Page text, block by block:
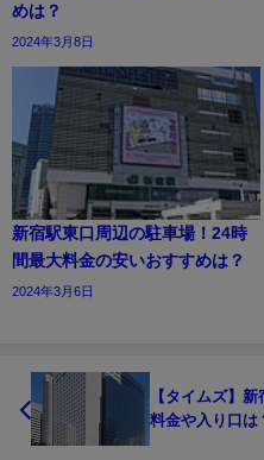
めは？
2024年3月8日
新宿駅東口周辺の駐車場！24時
間最大料金の安いおすすめは？
2024年3月6日
【タイムズ】
料金や入り口は